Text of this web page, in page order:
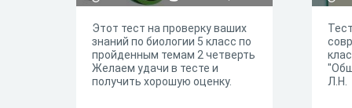
Этот тест на проверку ваших
знаний по биологии 5 класс по
пройденным темам 2 четверть
Желаем удачи в тесте и
получить хорошую оценку.
Л.Н.